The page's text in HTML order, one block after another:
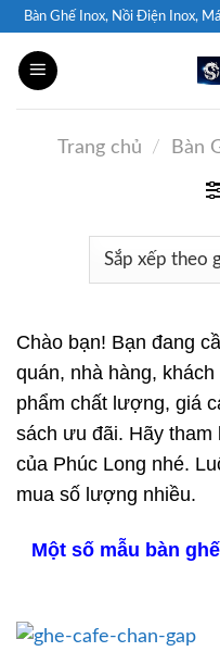
Skip
content
Bàn Ghế Inox, Nồi Điện Inox,
Trang chủ / Bàn
Chào bạn! Bạn đang
quán, nhà hàng,
phẩm chất lượng, giá
sách ưu đãi. Hãy tham
của Phúc Long nhé.
mua số lượng nhiều.
Một số mẫu bàn